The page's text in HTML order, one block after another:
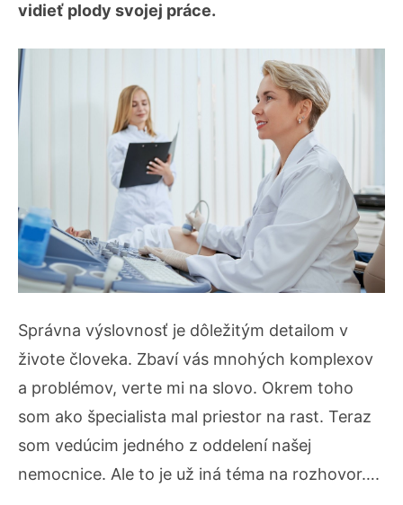
vidieť plody svojej práce.
Správna výslovnosť je dôležitým detailom v
živote človeka. Zbaví vás mnohých komplexov
a problémov, verte mi na slovo. Okrem toho
som ako špecialista mal priestor na rast. Teraz
som vedúcim jedného z oddelení našej
nemocnice. Ale to je už iná téma na rozhovor….